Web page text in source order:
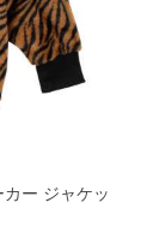
ー ジャケッ